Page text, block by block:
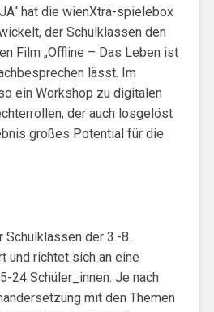
hat die wienXtra-spielebox
der Schulklassen den
Film „Offline – Das Leben ist
lässt. Im
ein Workshop zu digitalen
der auch losgelöst
großes Potential für die
Schulklassen der 3.-8.
und richtet sich an eine
24 Schüler_innen. Je nach
mit den Themen